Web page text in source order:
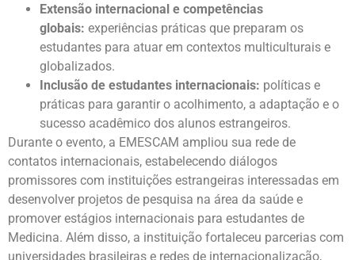
Extensão internacional e competências
globais: experiências práticas que preparam os
estudantes para atuar em contextos multiculturais e
globalizados.
Inclusão de estudantes internacionais: políticas e
práticas para garantir o acolhimento, a adaptação e o
sucesso acadêmico dos alunos estrangeiros.
Durante o evento, a EMESCAM ampliou sua rede de
contatos internacionais, estabelecendo diálogos
promissores com instituições estrangeiras interessadas em
desenvolver projetos de pesquisa na área da saúde e
promover estágios internacionais para estudantes de
Medicina. Além disso, a instituição fortaleceu parcerias com
universidades brasileiras e redes de internacionalização,